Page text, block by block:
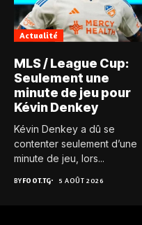
Actualité
MLS / League Cup:
Seulement une
minute de jeu pour
Kévin Denkey
Kévin Denkey a dû se
contenter seulement d’une
minute de jeu, lors...
BYFOOT.TG 5 AOÛT 2026